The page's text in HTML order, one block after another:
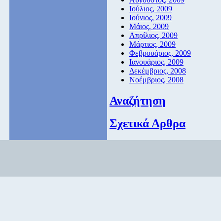
Ιούλιος, 2009
Ιούνιος, 2009
Μάιος, 2009
Απρίλιος, 2009
Μάρτιος, 2009
Φεβρουάριος, 2009
Ιανουάριος, 2009
Δεκέμβριος, 2008
Νοέμβριος, 2008
Αναζήτηση
Σχετικά Αρθρα